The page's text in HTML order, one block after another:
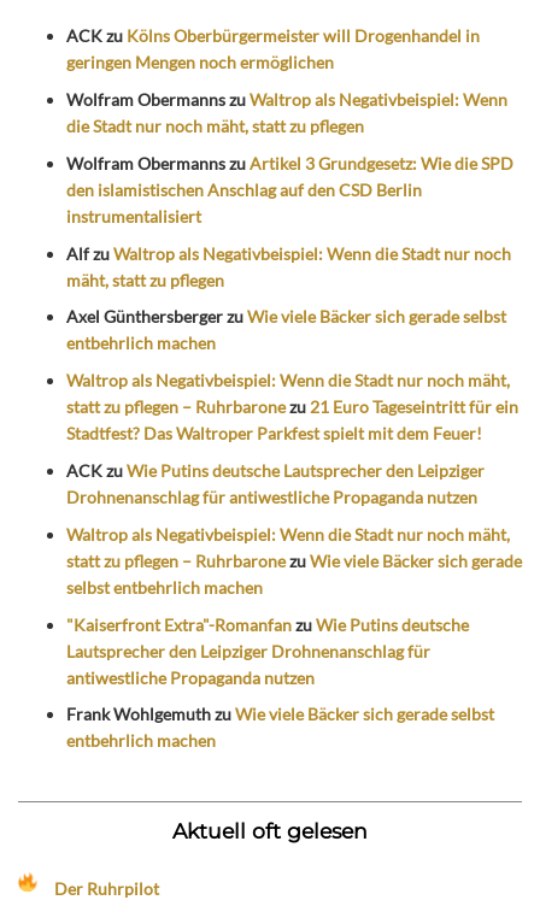
ACKzu Kölns Oberbürgermeister will Drogenhandel in
geringen Mengen noch ermöglichen
Wolfram ObermannszuWaltrop als Negativbeispiel: Wenn
die Stadt nur noch mäht, statt zu pflegen
Wolfram ObermannszuArtikel 3 Grundgesetz: Wie die SPD
den islamistischen Anschlag auf den CSD Berlin
instrumentalisiert
AlfzuWaltrop als Negativbeispiel: Wenn die Stadt nur noch
mäht, statt zu pflegen
Axel GünthersbergerzuWie viele Bäcker sich gerade selbst
entbehrlich machen
Waltrop als Negativbeispiel: Wenn die Stadt nur noch mäht,
statt zu pflegen – Ruhrbaronezu 21 Euro Tageseintritt für ein
Stadtfest? Das Waltroper Parkfest spielt mit dem Feuer!
ACKzuWie Putins deutsche Lautsprecher den Leipziger
Drohnenanschlag für antiwestliche Propaganda nutzen
Waltrop als Negativbeispiel: Wenn die Stadt nur noch mäht,
statt zu pflegen – RuhrbaronezuWie viele Bäcker sich gerade
selbst entbehrlich machen
"Kaiserfront Extra"-RomanfanzuWie Putins deutsche
Lautsprecher den Leipziger Drohnenanschlag für
antiwestliche Propaganda nutzen
Frank WohlgemuthzuWie viele Bäcker sich gerade selbst
entbehrlich machen
Aktuell oft gelesen
Der Ruhrpilot